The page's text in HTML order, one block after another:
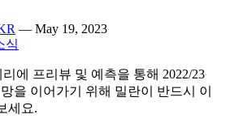
— May 19, 2023
식
에 프리뷰 및 예측을 통해 2022/23
을 이어가기 위해 밀란이 반드시 이
세요.